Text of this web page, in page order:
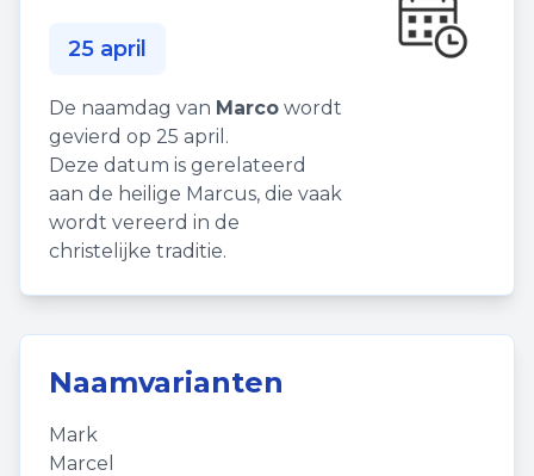
25 april
De naamdag van Marco wordt
gevierd op 25 april.
Deze datum is gerelateerd
aan de heilige Marcus, die vaak
wordt vereerd in de
christelijke traditie.
Naamvarianten
Mark
Marcel